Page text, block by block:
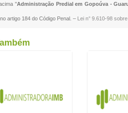
"Administração Predial em Gopoúva -
artigo 184 do Código Penal. – Lei n° 9.610-98